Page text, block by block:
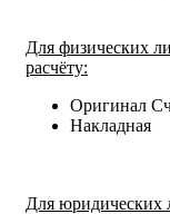
Для физических
расчёту:
Оригинал
Накладная
Для юридических